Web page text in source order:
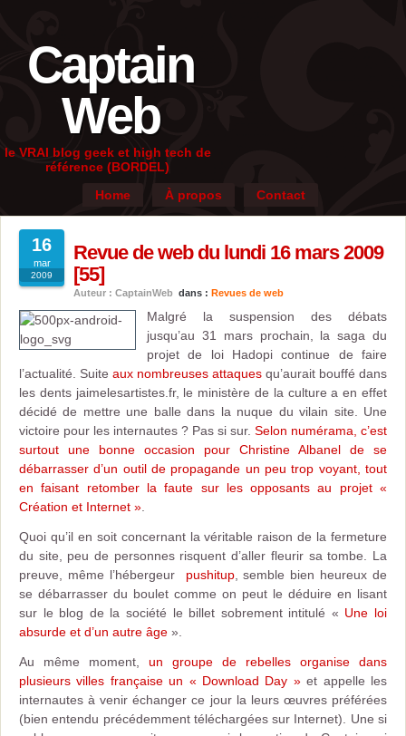
Captain
Web
le VRAI blog geek et high tech de
référence (BORDEL)
Home
À propos Contact
16
mar
2009
Revue de web du lundi 16 mars 2009
[55]
Auteur : CaptainWeb dans : Revues de web
Malgré la suspension des débats
jusqu’au 31 mars prochain, la saga du
projet de loi Hadopi continue de faire
l’actualité. Suite aux nombreuses attaques qu’aurait bouffé dans
les dents jaimelesartistes.fr, le ministère de la culture a en effet
décidé de mettre une balle dans la nuque du vilain site. Une
victoire pour les internautes ? Pas si sur. Selon numérama, c’est
surtout une bonne occasion pour Christine Albanel de se
débarrasser d’un outil de propagande un peu trop voyant, tout
en faisant retomber la faute sur les opposants au projet «
Création et Internet »
Quoi qu’il en soit concernant la véritable raison de la fermeture
du site, peu de personnes risquent d’aller fleurir sa tombe. La
preuve, même l’hébergeur pushitup, semble bien heureux de
se débarrasser du boulet comme on peut le déduire en lisant
sur le blog de la société le billet sobrement intitulé « Une loi
absurde et d’un autre âge ».
Au même moment, un groupe de rebelles organise dans
plusieurs villes française un « Download Day »et appelle les
internautes à venir échanger ce jour la leurs œuvres préférées
(bien entendu précédemment téléchargées sur Internet). Une si